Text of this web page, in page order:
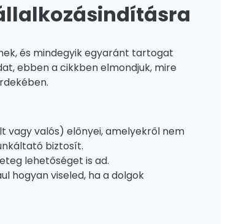
és mindegyik egyaránt tartogat
ebben a cikkben elmondjuk, mire
vagy valós) előnyei, amelyekről nem
biztosít.
lehetőséget is ad.
hogyan viseled, ha a dolgok